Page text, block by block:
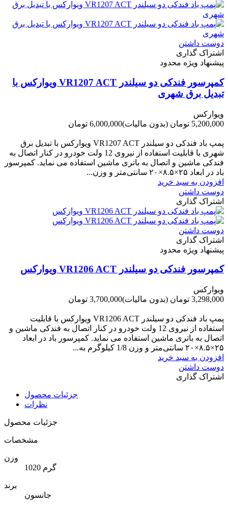
دوست داشتن
اشتراک گذاری
پیشنهاد ویژه محدود
کمپرسور فندکی دو سیلندر VR1207 ACT ویوارکس با
تبدیل برق شهری
ویوارکس
5,200,000 تومان
(بدون مالیات)6,000,000 تومان
پمپ باد فندکی دو سیلندر VR1207 ACT ویوارکس با تبدیل برق
شهری با قابلیت استفاده از نیروی 12 ولت خودرو در کنار اتصال به
فندکی ماشین و اتصال به باتری ماشین استفاده می نماید. کمپرسور
باد در ابعاد ۲۵×۸.۵×۲۰ سانتی‌متر و وزن...
افزودن به سبد خرید
دوست داشتن
اشتراک گذاری
دوست داشتن
اشتراک گذاری
پیشنهاد ویژه محدود
کمپرسور فندکی دو سیلندر VR1206 ACT ویوارکس
ویوارکس
3,298,000 تومان
(بدون مالیات)3,700,000 تومان
پمپ باد فندکی دو سیلندر VR1206 ACT ویوارکس با قابلیت
استفاده از نیروی 12 ولت خودرو در کنار اتصال به فندکی ماشین و
اتصال به باتری ماشین استفاده می نماید. کمپرسور باد در ابعاد
۲۵×۸.۵×۲۰ سانتی‌متر و وزن 1/8 کیلوگرم به...
افزودن به سبد خرید
دوست داشتن
اشتراک گذاری
جزئیات محصول
نظرات
جزئیات محصول
مشخصات
وزن
1020 گرم
برند
جانسون